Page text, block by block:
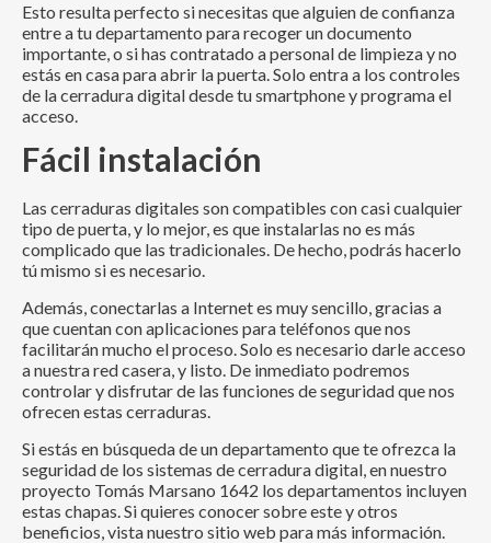
Esto resulta perfecto si necesitas que alguien de confianza
entre a tu departamento para recoger un documento
importante, o si has contratado a personal de limpieza y no
estás en casa para abrir la puerta. Solo entra a los controles
de la cerradura digital desde tu smartphone y programa el
acceso.
Fácil instalación
Las cerraduras digitales son compatibles con casi cualquier
tipo de puerta, y lo mejor, es que instalarlas no es más
complicado que las tradicionales. De hecho, podrás hacerlo
tú mismo si es necesario.
Además, conectarlas a Internet es muy sencillo, gracias a
que cuentan con aplicaciones para teléfonos que nos
facilitarán mucho el proceso. Solo es necesario darle acceso
a nuestra red casera, y listo. De inmediato podremos
controlar y disfrutar de las funciones de seguridad que nos
ofrecen estas cerraduras.
Si estás en búsqueda de un departamento que te ofrezca la
seguridad de los sistemas de cerradura digital, en nuestro
proyecto Tomás Marsano 1642 los departamentos incluyen
estas chapas. Si quieres conocer sobre este y otros
beneficios, vista nuestro sitio web para más información.